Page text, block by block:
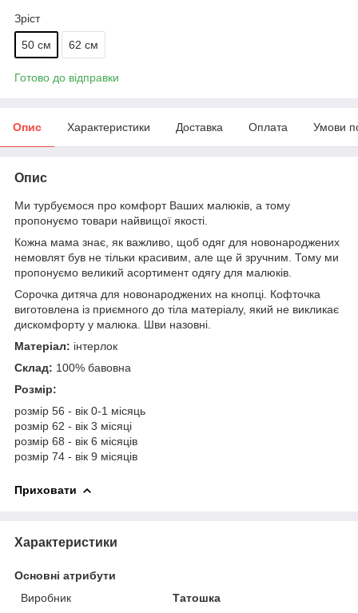
Зріст
50 см 62 см
Готово до відправки
Опис Характеристики Доставка Оплата Умови
Опис
Ми турбуємося про комфорт Ваших малюків, а тому
пропонуємо товари найвищої якості.
Кожна мама знає, як важливо, щоб одяг для новонароджених
немовлят був не тільки красивим, але ще й зручним. Тому ми
пропонуємо великий асортимент одягу для малюків.
Сорочка дитяча для новонароджених на кнопці. Кофточка
виготовлена із приємного до тіла матеріалу, який не викликає
дискомфорту у малюка. Шви назовні.
Матеріал: інтерлок
Склад: 100% бавовна
Розмір:
розмір 56 - вік 0-1 місяць
розмір 62 - вік 3 місяці
розмір 68 - вік 6 місяців
розмір 74 - вік 9 місяців
Приховати
Характеристики
Основні атрибути
Виробник
Татошка